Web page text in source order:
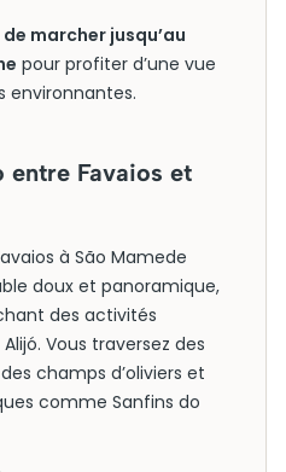
marcher jusqu’au
pour profiter d’une vue
environnantes.
entre Favaios et
à São Mamede
doux et panoramique,
des activités
Vous traversez des
champs d’oliviers et
comme Sanfins do